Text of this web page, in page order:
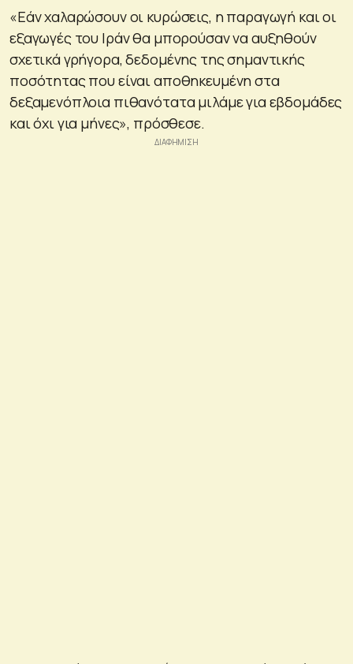
«Εάν χαλαρώσουν οι κυρώσεις, η παραγωγή και οι
εξαγωγές του Ιράν θα μπορούσαν να αυξηθούν
σχετικά γρήγορα, δεδομένης της σημαντικής
ποσότητας που είναι αποθηκευμένη στα
δεξαμενόπλοια πιθανότατα μιλάμε για εβδομάδες
και όχι για μήνες», πρόσθεσε.